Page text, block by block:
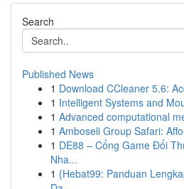
Search
Published News
1 Download CCleaner 5.6:
1 Intelligent Systems and
1 Advanced computational
1 Amboseli Group Safari:
1 DE88 – Cổng Game Đổi
Nha...
1 {Hebat99: Panduan